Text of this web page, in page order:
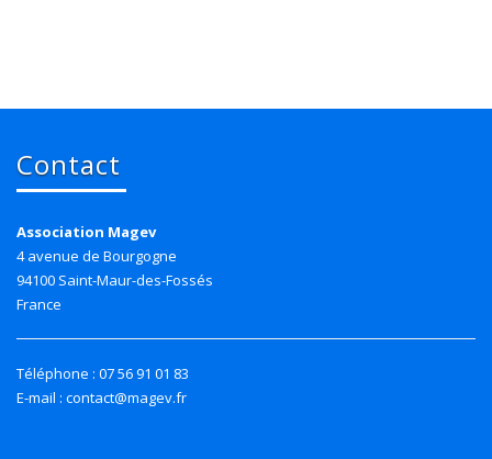
Contact
Association Magev
4 avenue de Bourgogne
94100 Saint-Maur-des-Fossés
France
Téléphone : 07 56 91 01 83
E-mail : contact@magev.fr